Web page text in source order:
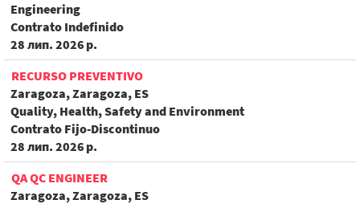
Engineering
Contrato Indefinido
28 лип. 2026 р.
RECURSO PREVENTIVO
Zaragoza, Zaragoza, ES
Quality, Health, Safety and Environment
Contrato Fijo-Discontinuo
28 лип. 2026 р.
QA QC ENGINEER
Zaragoza, Zaragoza, ES